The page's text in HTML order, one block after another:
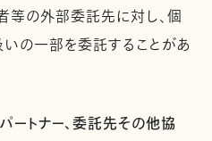
等の外部委託先に対し、個
の一部を委託することがあ
ートナー、委託先その他協